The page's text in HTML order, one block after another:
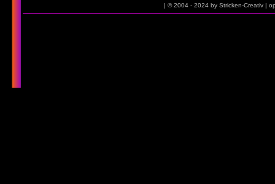
| © 2004 - 2024 by Stricken-Creativ |